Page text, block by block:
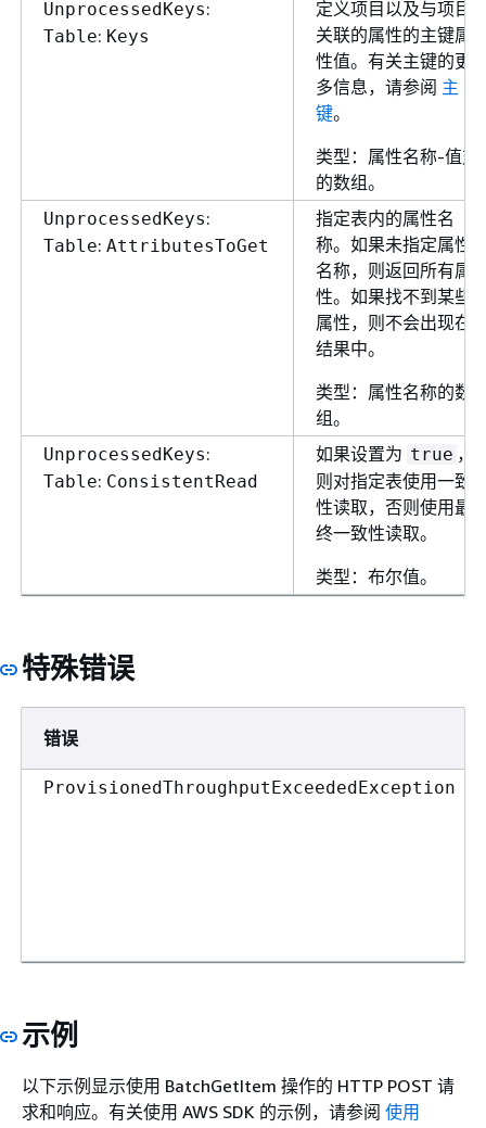
UnprocessedKeys:
Table: Keys
定义项目以及与项目
关联的属性的主键属
性值。有关主键的更
多信息，请参阅 主
键。
类型：属性名称-值对
的数组。
UnprocessedKeys:
Table: AttributesToGet
指定表内的属性名
称。如果未指定属性
名称，则返回所有属
性。如果找不到某些
属性，则不会出现在
结果中。
类型：属性名称的数
组。
UnprocessedKeys:
Table: ConsistentRead
如果设置为 true ，
则对指定表使用一致
性读取，否则使用最
终一致性读取。
类型：布尔值。
特殊错误
错误
ProvisionedThroughputExceededException
示例
以下示例显示使用 BatchGetItem 操作的 HTTP POST 请
求和响应。有关使用 AWS SDK 的示例，请参阅 使用